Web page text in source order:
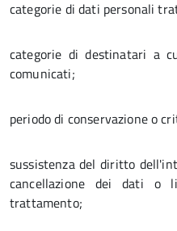
categorie di dati personali
categorie di destinatari a
comunicati;
periodo di conservazione o
sussistenza del diritto
cancellazione dei dati o
trattamento;